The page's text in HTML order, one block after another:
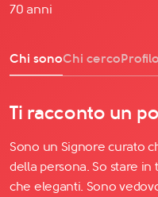
70 anni
Chi sonoChi cercoProfilo
Ti racconto un
Sono un Signore curato
della persona. So stare
che eleganti. Sono